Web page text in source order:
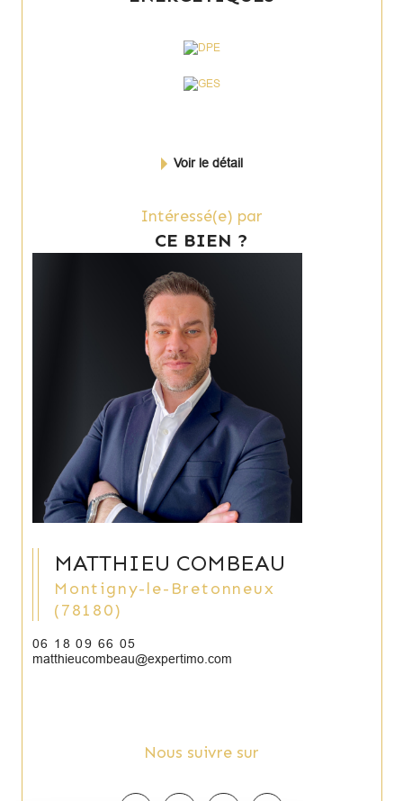
Voir le détail
Intéressé(e) par
CE BIEN ?
MATTHIEU COMBEAU
Montigny-le-Bretonneux
(78180)
06 18 09 66 05
matthieucombeau@expertimo.com
Nous suivre sur